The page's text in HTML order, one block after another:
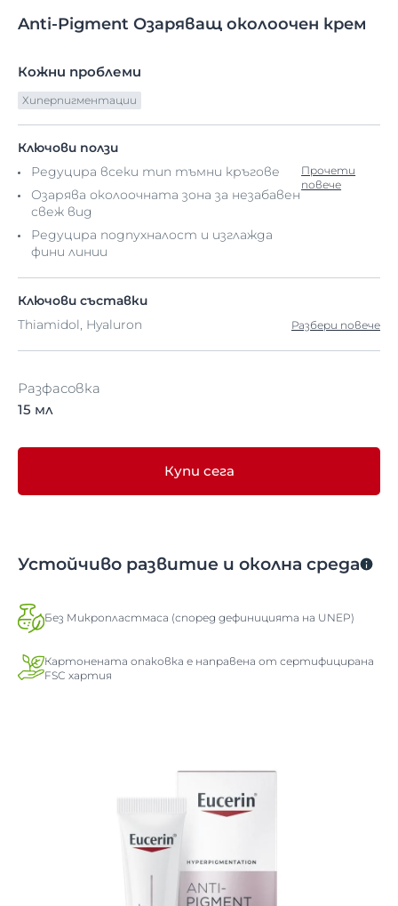
Anti-Pigment Озаряващ околоочен крем
Кожни проблеми
Хиперпигментации
Ключови ползи
Редуцира всеки тип тъмни кръгове
Озарява околоочната зона за незабавен
свеж вид
Редуцира подпухналост и изглажда
фини линии
Прочети
повече
Ключови съставки
Thiamidol, Hyaluron
Разбери повече
Разфасовка
15 мл
Купи сега
Устойчиво развитие и околна среда
Без Микропластмаса (според дефиницията на UNEP)
Картонената опаковка е направена от сертифицирана
FSC хартия